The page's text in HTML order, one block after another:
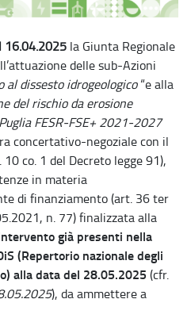
16.04.2025 la Giunta Regionale
delle sub-Azioni
dissesto idrogeologico“e alla
del rischio da erosione
FESR-FSE+ 2021-2027
concertativo-negoziale con il
co. 1 del Decreto legge 91),
in materia
di finanziamento (art. 36 ter
n. 77) finalizzata alla
già presenti nella
(Repertorio nazionale degli
alla data del 28.05.2025 (cfr.
), da ammettere a